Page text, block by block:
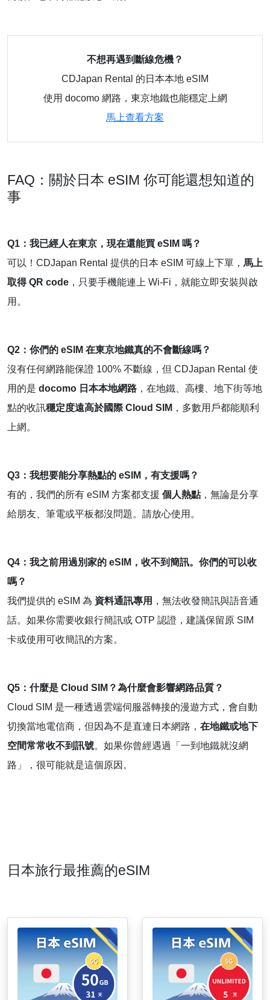
不想再遇到斷線危機？
CDJapan Rental 的日本本地 eSIM
使用 docomo 網路，東京地鐵也能穩定上網
馬上查看方案
FAQ：關於日本 eSIM 你可能還想知道的
事
Q1：我已經人在東京，現在還能買 eSIM 嗎？
可以！CDJapan Rental 提供的日本 eSIM 可線上下單， 馬上
取得 QR code ，只要手機能連上 Wi-Fi，就能立即安裝與啟
用。
Q2：你們的 eSIM 在東京地鐵真的不會斷線嗎？
沒有任何網路能保證 100% 不斷線，但 CDJapan Rental 使
用的是 docomo 日本本地網路 ，在地鐵、高樓、地下街等地
點的收訊穩定度遠高於國際 Cloud SIM ，多數用戶都能順利
上網。
Q3：我想要能分享熱點的 eSIM，有支援嗎？
有的，我們的所有 eSIM 方案都支援 個人熱點，無論是分享
給朋友、筆電或平板都沒問題。請放心使用。
Q4：我之前用過別家的 eSIM，收不到簡訊。你們的可以收
嗎？
我們提供的 eSIM 為 資料通訊專用 ，無法收發簡訊與語音通
話。如果你需要收銀行簡訊或 OTP 認證，建議保留原 SIM
卡或使用可收簡訊的方案。
Q5：什麼是 Cloud SIM？為什麼會影響網路品質？
Cloud SIM 是一種透過雲端伺服器轉接的漫遊方式，會自動
切換當地電信商，但因為不是直連日本網路， 在地鐵或地下
空間常常收不到訊號。如果你曾經遇過「一到地鐵就沒網
路」，很可能就是這個原因。
日本旅行最推薦的eSIM